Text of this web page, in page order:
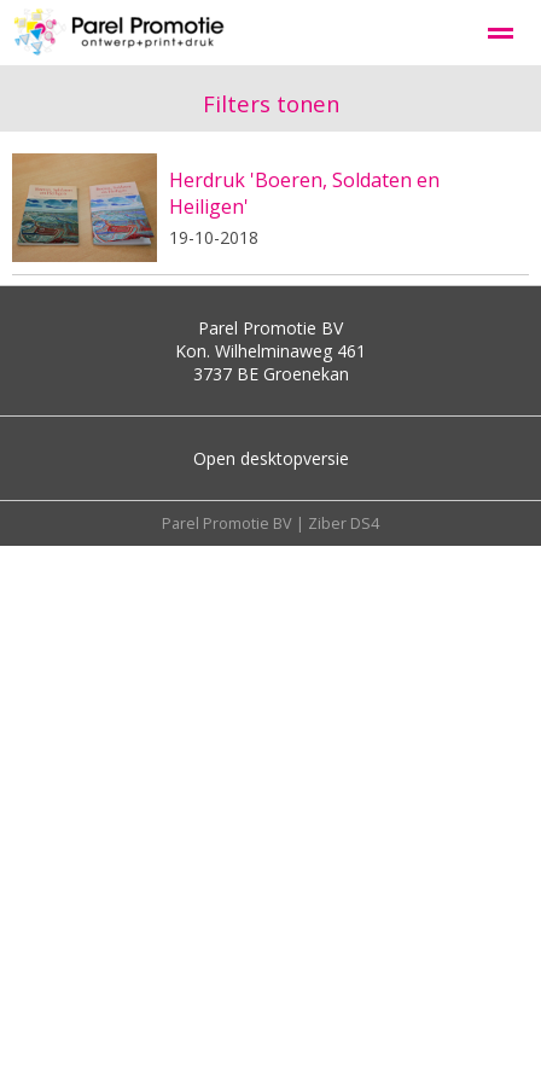
Logo & huisstijl
Home Bellen
Filters tonen
Herdruk 'Boeren, Soldaten en
Heiligen'
19-10-2018
Parel Promotie BV
Kon. Wilhelminaweg 461
3737 BE Groenekan
Open desktopversie
Parel Promotie BV | Ziber DS4